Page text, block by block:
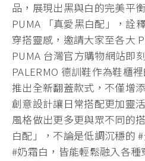
品，展現出黑與白的完美平
PUMA 「真愛黑白配」，詮
穿搭靈感，邀請大家至各大
PUMA 台灣官方購物網站即
PALERMO 德訓鞋作為鞋櫃
推出全新翻蓋款式，不僅增
創意設計讓日常搭配更加靈
風格做出更多更與眾不同的
白配」，不論是低調沉穩的
#奶霜白，皆能輕鬆融入各